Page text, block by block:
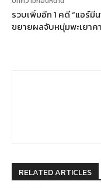
รวบเพิ่มอีก 1 คดี “แอร์มีน
ขยายผลจับหนุ่มพะเยา
RELATED ARTICLES